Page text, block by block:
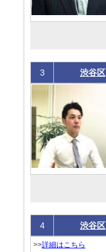
3 渋谷区
4 渋谷区
>>詳細はこちら